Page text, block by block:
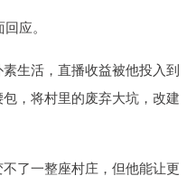
应。
生活，直播收益被他投入到
，将村里的废弃大坑，改建
了一整座村庄，但他能让更